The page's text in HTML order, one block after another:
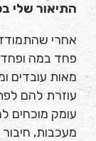
התיאור שלי
אחרי
פחד במה
מאות עובדים
עוזרת להם
עומק מוכחים
מעכבות,